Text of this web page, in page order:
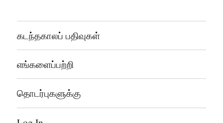
கடந்தகாலப் பதிவுகள்
எங்களைப்பற்றி
தொடர்புகளுக்கு